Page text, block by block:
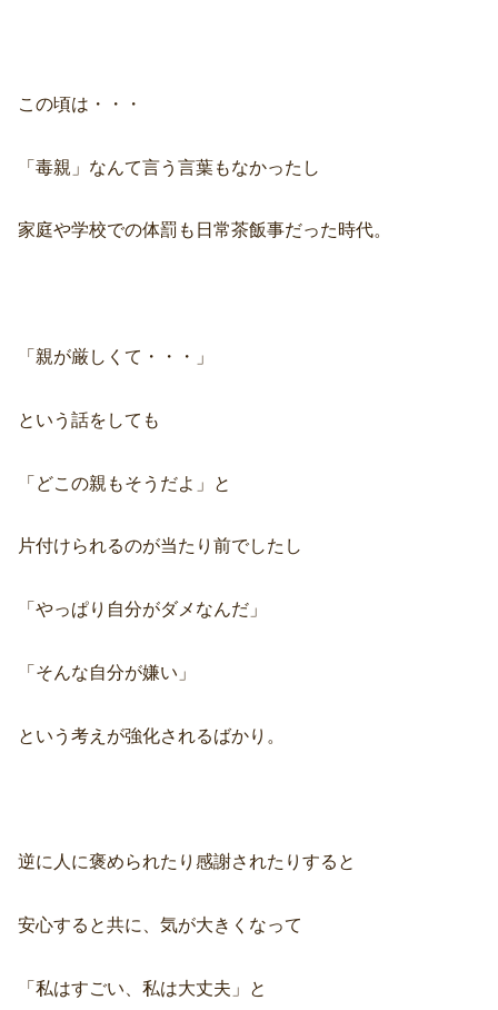
この頃は・・・
「毒親」なんて言う言葉もなかったし
家庭や学校での体罰も日常茶飯事だった時代。
「親が厳しくて・・・」
という話をしても
「どこの親もそうだよ」と
片付けられるのが当たり前でしたし
「やっぱり自分がダメなんだ」
「そんな自分が嫌い」
という考えが強化されるばかり。
逆に人に褒められたり感謝されたりすると
安心すると共に、気が大きくなって
「私はすごい、私は大丈夫」と